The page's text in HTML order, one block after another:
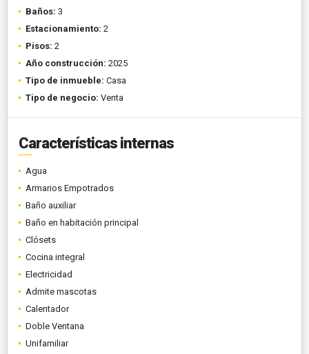
Baños: 3
Estacionamiento: 2
Pisos: 2
Año construcción: 2025
Tipo de inmueble: Casa
Tipo de negocio: Venta
Características internas
Agua
Armarios Empotrados
Baño auxiliar
Baño en habitación principal
Clósets
Cocina integral
Electricidad
Admite mascotas
Calentador
Doble Ventana
Unifamiliar